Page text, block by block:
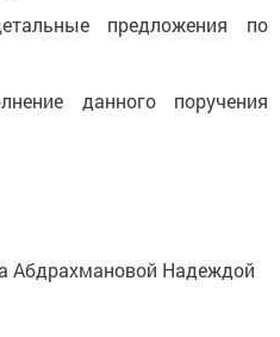
предложения по
данного поручения
Абдрахмановой Надеждой